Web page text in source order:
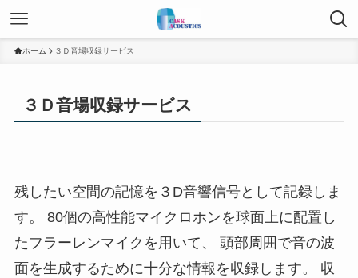
ホーム ３Ｄ音場収録サービス
３Ｄ音場収録サービス
残したい空間の記憶を３D音響信号として記録しま
す。 80個の高性能マイクロホンを球面上に配置し
たフラーレンマイクを用いて、 頭部周囲で音の波
面を生成するために十分な情報を収録します。 収